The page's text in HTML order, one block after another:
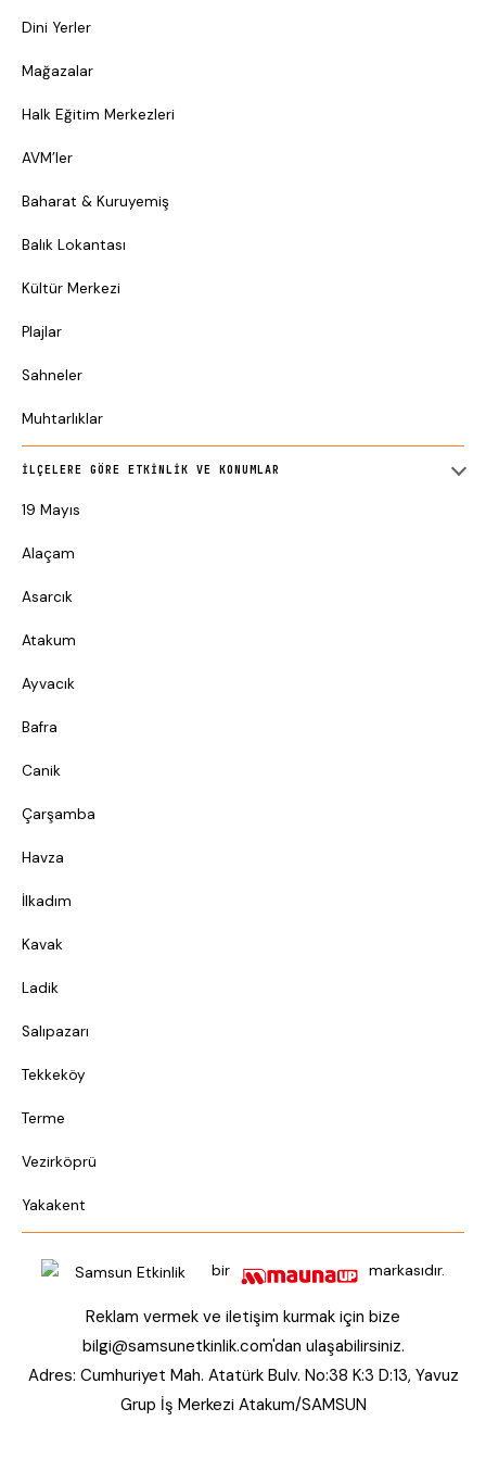
Dini Yerler
Mağazalar
Halk Eğitim Merkezleri
AVM’ler
Baharat & Kuruyemiş
Balık Lokantası
Kültür Merkezi
Plajlar
Sahneler
Muhtarlıklar
İLÇELERE GÖRE ETKINLIK VE KONUMLAR
19 Mayıs
Alaçam
Asarcık
Atakum
Ayvacık
Bafra
Canik
Çarşamba
Havza
İlkadım
Kavak
Ladik
Salıpazarı
Tekkeköy
Terme
Vezirköprü
Yakakent
bir markasıdır.
Reklam vermek ve iletişim kurmak için bize
bilgi@samsunetkinlik.com'dan ulaşabilirsiniz.
Adres: Cumhuriyet Mah. Atatürk Bulv. No:38 K:3 D:13, Yavuz
Grup İş Merkezi Atakum/SAMSUN